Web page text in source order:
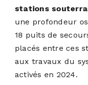
stations
une profondeur
18 puits de
placés entre ces
aux travaux du
activés en 2024.